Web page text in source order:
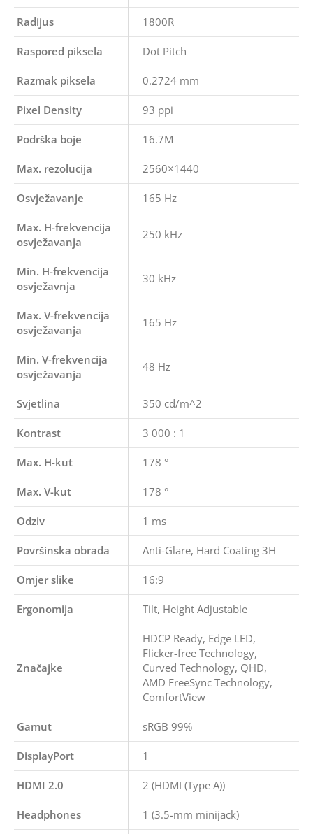
Radijus 1800R
Raspored piksela Dot Pitch
Razmak piksela 0.2724 mm
Pixel Density 93 ppi
Podrška boje 16.7M
Max. rezolucija 2560×1440
Osvježavanje 165 Hz
Max. H-frekvencija
osvježavanja
250 kHz
Min. H-frekvencija
osvježavnja
30 kHz
Max. V-frekvencija
osvježavanja
165 Hz
Min. V-frekvencija
osvježavanja
48 Hz
Svjetlina 350 cd/m^2
Kontrast 3 000 : 1
Max. H-kut 178 °
Max. V-kut 178 °
Odziv 1 ms
Površinska obrada Anti-Glare, Hard Coating 3H
Omjer slike 16:9
Ergonomija Tilt, Height Adjustable
Značajke
HDCP Ready, Edge LED,
Flicker-free Technology,
Curved Technology, QHD,
AMD FreeSync Technology,
ComfortView
Gamut sRGB 99%
DisplayPort 1
HDMI 2.0 2 (HDMI (Type A))
Headphones 1 (3.5-mm minijack)